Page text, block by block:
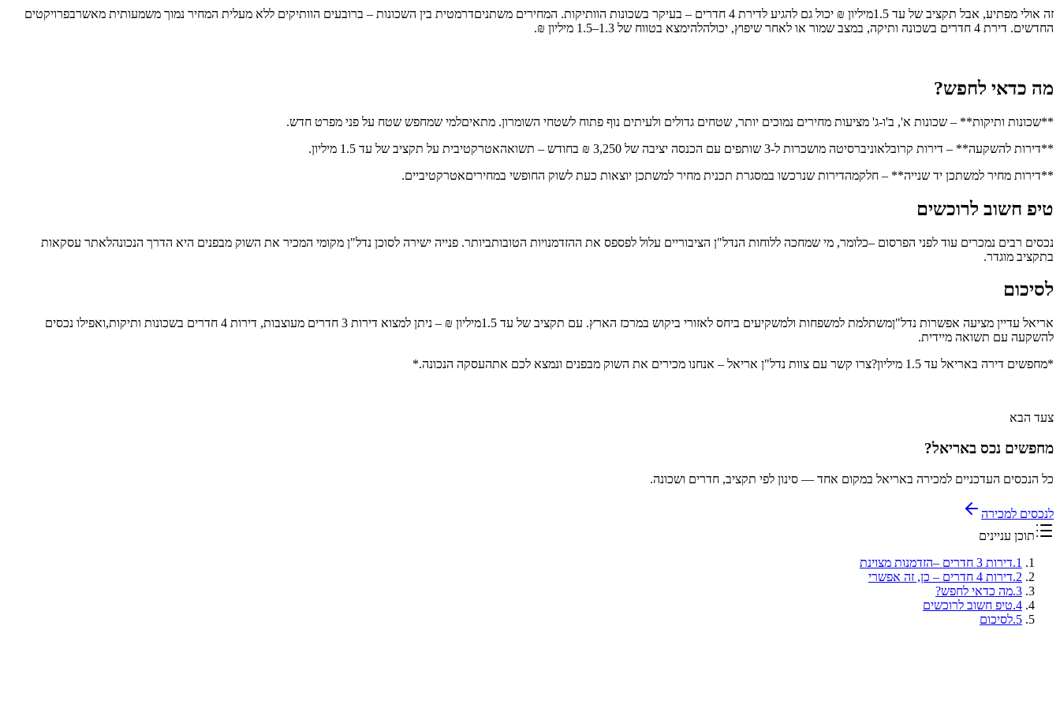
זה אולי מפתיע, אבל תקציב של עד 1.5מיליון ₪ יכול גם להגיע לדירת 4 חדרים – בעיקר בשכונות הוותיקות. המחירים משתניםדרמטית בין השכונות – ברובעים הוותיקים ללא מעלית המחיר נמוך משמעותית מאשרבפרויקטים
החדשים. דירת 4 חדרים בשכונה ותיקה, במצב שמור או לאחר שיפוץ, יכולהלהימצא בטווח של 1.3–1.5 מיליון ₪.
מה כדאי לחפש?
**שכונות ותיקות** – שכונות א', ב'ו-ג' מציעות מחירים נמוכים יותר, שטחים גדולים ולעיתים נוף פתוח לשטחי השומרון. מתאיםלמי שמחפש שטח על פני מפרט חדש.
**דירות להשקעה** – דירות קרובלאוניברסיטה מושכרות ל-3 שותפים עם הכנסה יציבה של 3,250 ₪ בחודש – תשואהאטרקטיבית על תקציב של עד 1.5 מיליון.
**דירות מחיר למשתכן יד שנייה** – חלקמהדירות שנרכשו במסגרת תכנית מחיר למשתכן יוצאות כעת לשוק החופשי במחיריםאטרקטיביים.
טיפ חשוב לרוכשים
נכסים רבים נמכרים עוד לפני הפרסום –כלומר, מי שמחכה ללוחות הנדל"ן הציבוריים עלול לפספס את ההזדמנויות הטובותביותר. פנייה ישירה לסוכן נדל"ן מקומי המכיר את השוק מבפנים היא הדרך הנכונהלאתר עסקאות
בתקציב מוגדר.
לסיכום
אריאל עדיין מציעה אפשרות נדל"ןמשתלמת למשפחות ולמשקיעים ביחס לאזורי ביקוש במרכז הארץ. עם תקציב של עד 1.5מיליון ₪ – ניתן למצוא דירות 3 חדרים מעוצבות, דירות 4 חדרים בשכונות ותיקות,ואפילו נכסים
להשקעה עם תשואה מיידית.
*מחפשים דירה באריאל עד 1.5 מיליון?צרו קשר עם צוות נדל"ן אריאל – אנחנו מכירים את השוק מבפנים ונמצא לכם אתהעסקה הנכונה.*
צעד הבא
מחפשים נכס באריאל?
כל הנכסים העדכניים למכירה באריאל במקום אחד — סינון לפי תקציב, חדרים ושכונה.
לנכסים למכירה
תוכן עניינים
1
.דירות 3 חדרים –הזדמנות מצוינת
2
.דירות 4 חדרים – כן, זה אפשרי
3
.מה כדאי לחפש?
4
.טיפ חשוב לרוכשים
5
.לסיכום